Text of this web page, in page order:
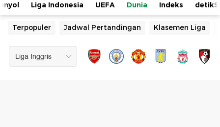
Liga Indonesia UEFA Dunia Indeks
Terpopuler Jadwal Pertandingan Klasemen Liga